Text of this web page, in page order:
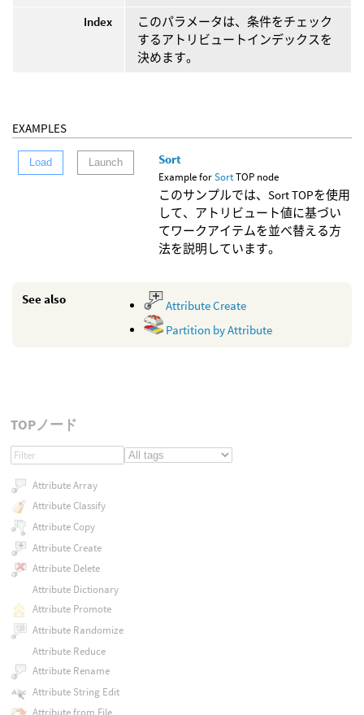
Index
このパラメータは、条件をチェック
するアトリビュートインデックスを
決めます。
EXAMPLES
Load Launch Sort
Example forSortTOP node
このサンプルでは、Sort TOPを使用
して、アトリビュート値に基づい
てワークアイテムを並べ替える方
法を説明しています。
See also
Attribute Create
Partition by Attribute
TOPノード
Attribute Array
Attribute Classify
Attribute Copy
Attribute Create
Attribute Delete
Attribute Dictionary
Attribute Promote
Attribute Randomize
Attribute Reduce
Attribute Rename
Attribute String Edit